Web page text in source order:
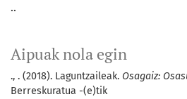
Aipuak nola egin
., . (2018). Laguntzaileak. Osagaiz:
Berreskuratua -(e)tik
..